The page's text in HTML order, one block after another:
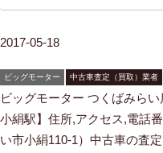
2017-05-18
ビッグモーター 中古車査定（買取）業者
ビッグモーター つくばみら
小絹駅】住所,アクセス,電話
い市小絹110-1）中古車の査